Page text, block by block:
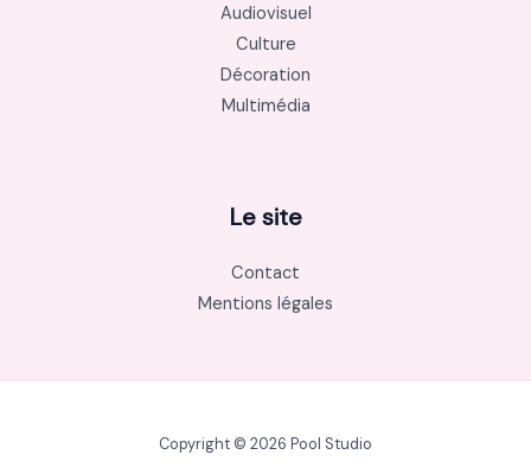
Audiovisuel
Culture
Décoration
Multimédia
Le site
Contact
Mentions légales
Copyright © 2026 Pool Studio